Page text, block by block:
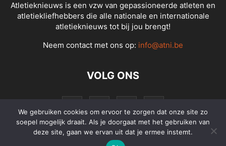
Atletieknieuws is een vzw van gepassioneerde atleten en
atletiekliefhebbers die alle nationale en internationale
atletieknieuws tot bij jou brengt!
Neem contact met ons op: info@atni.be
VOLG ONS
We gebruiken cookies om ervoor te zorgen dat onze site zo
soepel mogelijk draait. Als je doorgaat met het gebruiken van
deze site, gaan we ervan uit dat je ermee instemt.